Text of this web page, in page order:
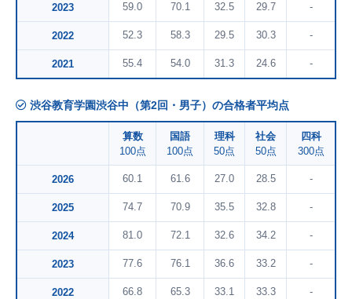
2023 59.0 70.1 32.5 29.7 -
2022 52.3 58.3 29.5 30.3 -
2021 55.4 54.0 31.3 24.6 -
渋谷教育学園渋谷中（第2回・男子）の合格者平均点
算数
100点
国語
100点
理科
50点
社会
50点
四科
300点
2026 60.1 61.6 27.0 28.5 -
2025 74.7 70.9 35.5 32.8 -
2024 81.0 72.1 32.6 34.2 -
2023 77.6 76.1 36.6 33.2 -
2022 66.8 65.3 33.1 33.3 -